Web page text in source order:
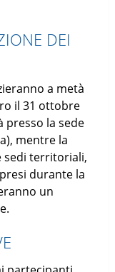
DEI
a metà
il 31 ottobre
presso la sede
mentre la
sedi territoriali,
durante la
un